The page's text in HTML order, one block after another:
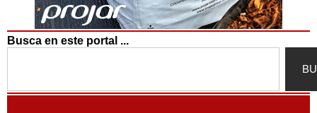
Busca en este portal ...